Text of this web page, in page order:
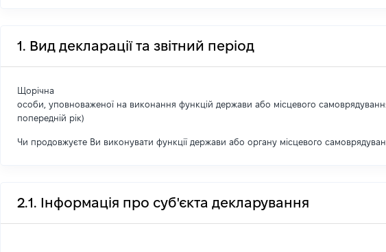
1. Вид декларації та звітний період
Щорічна
особи, уповноваженої на виконання функцій держави або місцевого
попередній рік)
Чи продовжуєте Ви виконувати функції держави або органу місцевого
2.1. Інформація про суб'єкта декларування